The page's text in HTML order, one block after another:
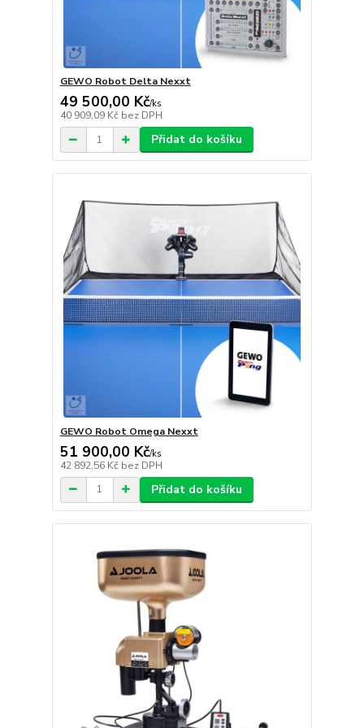
GEWO Robot Delta Nexxt
49 500,00 Kč/ks
40 909,09 Kč bez DPH
Přidat do košíku
GEWO Robot Omega Nexxt
51 900,00 Kč/ks
42 892,56 Kč bez DPH
Přidat do košíku